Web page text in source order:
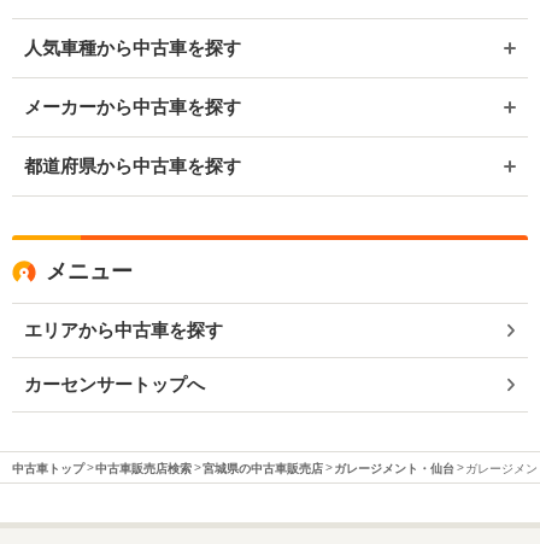
人気車種から中古車を探す
メーカーから中古車を探す
都道府県から中古車を探す
メニュー
エリアから中古車を探す
カーセンサートップへ
中古車トップ 中古車販売店検索 宮城県の中古車販売店 ガレージメント・仙台 ガレージメ